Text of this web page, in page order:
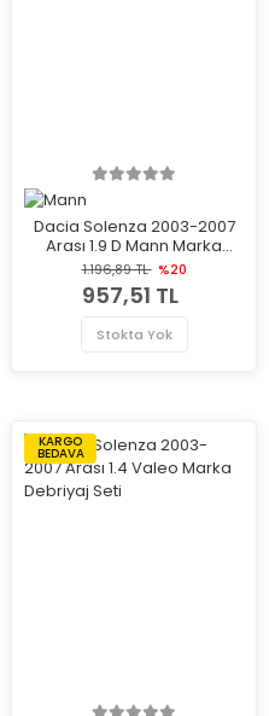
Dacia Solenza 2003-2007
Arası 1.9 D Mann Marka
Hava Filtresi
1.196,89 TL %20
957,51 TL
Stokta Yok
KARGO
BEDAVA